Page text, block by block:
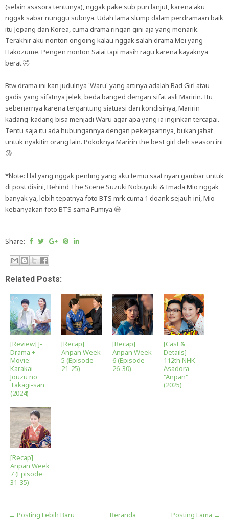
(selain asasora tentunya), nggak pake sub pun lanjut, karena aku
nggak sabar nunggu subnya. Udah lama slump dalam perdramaan baik
itu Jepang dan Korea, cuma drama ringan gini aja yang menarik.
Terakhir aku nonton ongoing kalau nggak salah drama Mei yang
Hakozume. Pengen nonton Saiai tapi masih ragu karena kayaknya
berat 🤣
Btw drama ini kan judulnya 'Waru' yang artinya adalah Bad Girl atau
gadis yang sifatnya jelek, beda banged dengan sifat asli Maririn. Itu
sebenarnya karena tergantung siatuasi dan kondisinya, Maririn
kadang-kadang bisa menjadi Waru agar apa yang ia inginkan tercapai.
Tentu saja itu ada hubungannya dengan pekerjaannya, bukan jahat
untuk nyakitin orang lain. Pokoknya Maririn the best girl deh season ini
😘
*Note: Hal yang nggak penting yang aku temui saat nyari gambar untuk
di post disini, Behind The Scene Suzuki Nobuyuki & Imada Mio nggak
banyak ya, lebih tepatnya foto BTS mrk cuma 1 doank sejauh ini, Mio
kebanyakan foto BTS sama Fumiya 😅
Share:
Related Posts:
[Review] J-
Drama +
Movie:
Karakai
Jouzu no
Takagi-san
(2024)
[Recap]
Anpan Week
5 (Episode
21-25)
[Recap]
Anpan Week
6 (Episode
26-30)
[Cast &
Details]
112th NHK
Asadora
"Anpan"
(2025)
[Recap]
Anpan Week
7 (Episode
31-35)
← Posting Lebih Baru Posting Lama →
Beranda